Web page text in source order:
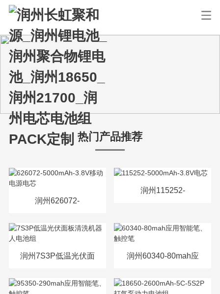
热门产品推荐
润州626072-
润州115252-
润州7S3P低温光伏面 润州60340-80mah应